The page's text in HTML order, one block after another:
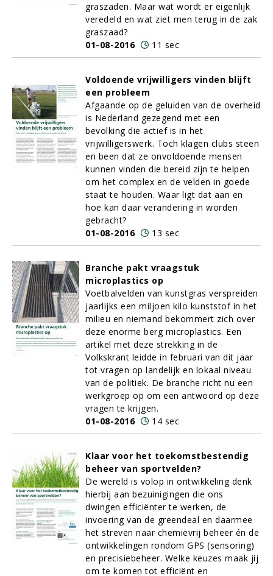
graszaden. Maar wat wordt er eigenlijk
veredeld en wat ziet men terug in de zak
graszaad?
01-08-2016
11 sec
Voldoende vrijwilligers vinden blijft
een probleem
Afgaande op de geluiden van de overheid
is Nederland gezegend met een
bevolking die actief is in het
vrijwilligerswerk. Toch klagen clubs steen
en been dat ze onvoldoende mensen
kunnen vinden die bereid zijn te helpen
om het complex en de velden in goede
staat te houden. Waar ligt dat aan en
hoe kan daar verandering in worden
gebracht?
01-08-2016
13 sec
Branche pakt vraagstuk
microplastics op
Voetbalvelden van kunstgras verspreiden
jaarlijks een miljoen kilo kunststof in het
milieu en niemand bekommert zich over
deze enorme berg microplastics. Een
artikel met deze strekking in de
Volkskrant leidde in februari van dit jaar
tot vragen op landelijk en lokaal niveau
van de politiek. De branche richt nu een
werkgroep op om een antwoord op deze
vragen te krijgen.
01-08-2016
14 sec
Klaar voor het toekomstbestendig
beheer van sportvelden?
De wereld is volop in ontwikkeling denk
hierbij aan bezuinigingen die ons
dwingen efficiënter te werken, de
invoering van de greendeal en daarmee
het streven naar chemievrij beheer én de
ontwikkelingen rondom GPS (sensoring)
en precisiebeheer. Welke keuzes maak jij
om te komen tot efficiënt en